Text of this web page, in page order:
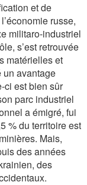
et de
russe,
militaro-industriel
s’est retrouvée
matérielles et
un avantage
ci est bien sûr
parc industriel
a émigré, fui
% du territoire est
Mais,
des années
des